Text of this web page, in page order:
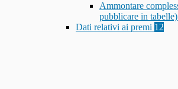
Ammontare
pubblicare in tabelle)
Dati relativi ai premi 12